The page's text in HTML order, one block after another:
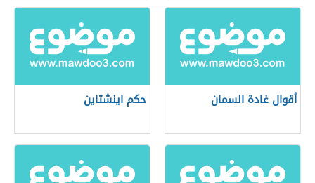
أقوال غادة السمان حكم اينشتاين